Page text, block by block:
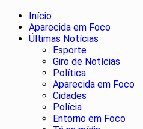
Início
Aparecida em Foco
Últimas Notícias
Esporte
Giro de Notícias
Política
Aparecida em Foco
Cidades
Polícia
Entorno em Foco